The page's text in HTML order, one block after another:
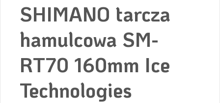
SHIMANO tarcza
hamulcowa SM-
RT70 160mm Ice
Technologies